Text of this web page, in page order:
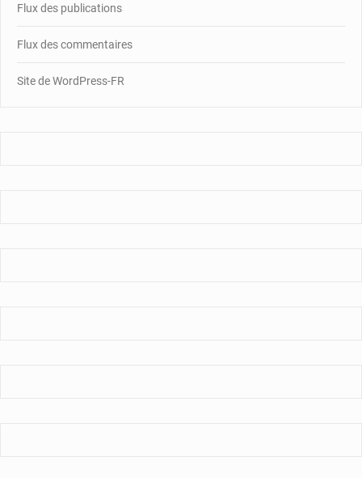
Flux des publications
Flux des commentaires
Site de WordPress-FR